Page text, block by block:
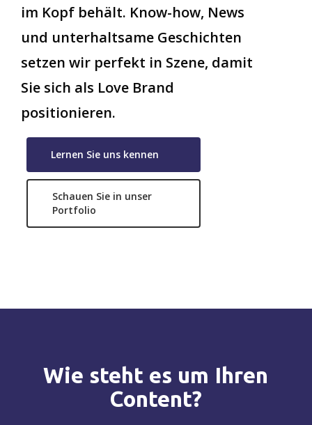
im Kopf behält. Know-how, News
und unterhaltsame Geschichten
setzen wir perfekt in Szene, damit
Sie sich als Love Brand
positionieren.
Lernen Sie uns kennen
Schauen Sie in unser
Portfolio
Wie steht es um Ihren
Content?